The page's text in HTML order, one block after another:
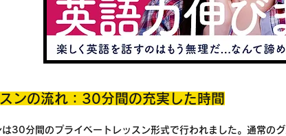
ンの流れ：30分間の充実した時間
30分間のプライベートレッスン形式で行われました。通常の